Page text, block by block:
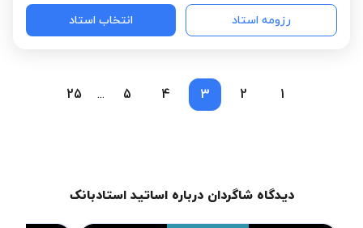
رزومه استاد انتخاب استاد
1
2
3
4
5
...
25
دیدگاه شاگردان درباره اساتید استادبانک